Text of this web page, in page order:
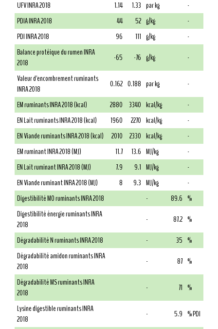
UFV INRA 2018
1.14 1.33 par kg
-
PDIA INRA 2018
44 52 g/kg
-
PDI INRA 2018
96 111 g/kg
-
Balance protéique du rumen INRA
2018
-65 -76 g/kg
-
Valeur d'encombrement ruminants
INRA 2018
0.162 0.188 par kg
-
EM ruminants INRA 2018 (kcal)
2880 3340 kcal/kg
-
EN Lait ruminants INRA 2018 (kcal)
1960 2270 kcal/kg
-
EN Viande ruminants INRA 2018 (kcal)
2010 2330 kcal/kg
-
EM ruminant INRA 2018 (MJ)
11.7 13.6 MJ/kg
-
EN Lait ruminant INRA 2018 (MJ)
7.9 9.1 MJ/kg
-
EN Viande ruminant INRA 2018 (MJ)
8 9.3 MJ/kg
-
Digestibilité MO ruminants INRA 2018
- 89.6 %
Digestibilité énergie ruminants INRA
2018
- 87.2 %
Dégradabilité N ruminants INRA 2018
- 35 %
Dégradabilité amidon ruminants INRA
2018
- 87 %
Dégradabilité MS ruminants INRA
2018
- 71 %
Lysine digestible ruminants INRA
2018
- 5.9 % PDI